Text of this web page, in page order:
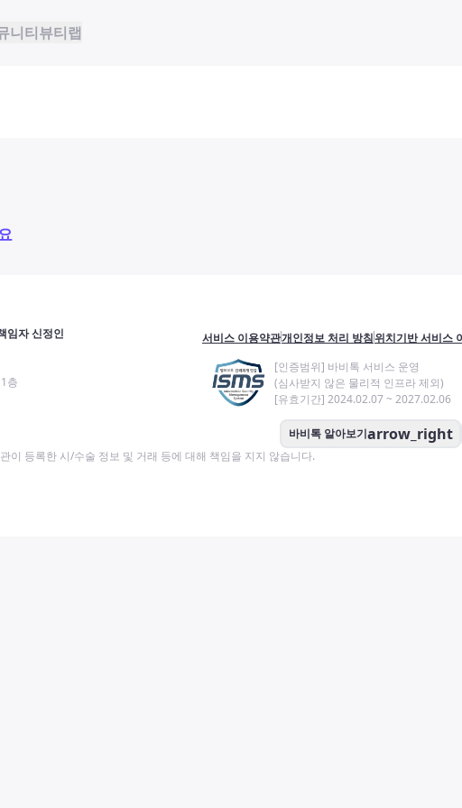
니티뷰티랩
임자 신정인
층
서비스 이용약관개인정보 처리 방침위치기반 서비스
[인증범위] 바비톡 서비스 운영
(심사받지 않은 물리적 인프라 제외)
[유효기간] 2024.02.07 ~ 2027.02.06
바비톡 알아보기arrow_right
이 등록한 시/수술 정보 및 거래 등에 대해 책임을 지지 않습니다.